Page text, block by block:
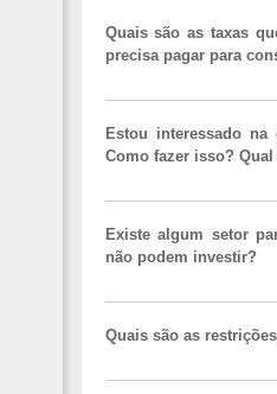
Quais são as taxas
precisa pagar para
Estou interessado
Como fazer isso?
Existe algum setor
não podem investir?
Quais são as